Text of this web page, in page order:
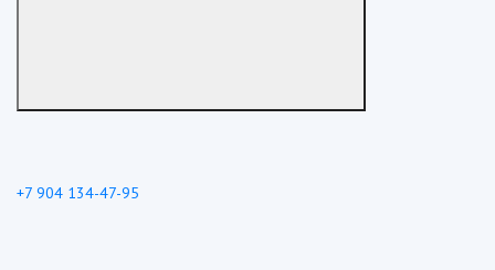
+7 904 134-47-95